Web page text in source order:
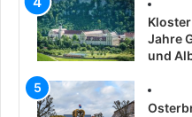
Jahre
und